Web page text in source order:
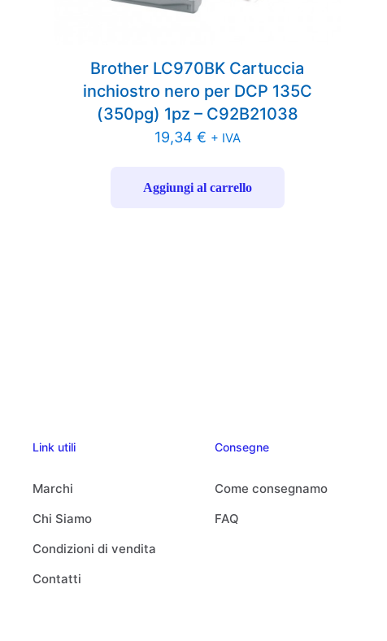
Brother LC970BK Cartuccia
inchiostro nero per DCP 135C
(350pg) 1pz – C92B21038
19,34 € + IVA
Aggiungi al carrello
Link utili
Marchi
Chi Siamo
Condizioni di vendita
Contatti
Consegne
Come consegnamo
FAQ